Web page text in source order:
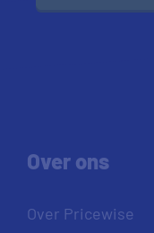
Over ons
Over Pricewise